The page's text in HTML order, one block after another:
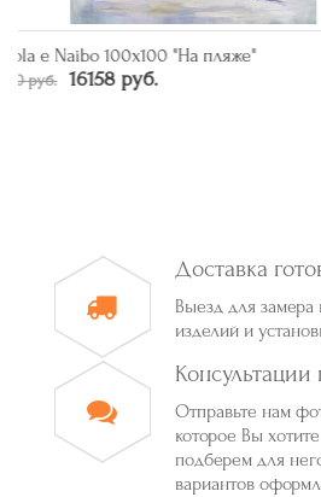
Зеркало прямоугольное в
От 50790 руб.
Доставка
Выезд для замера
изделий и
Отправьте нам
которое Вы
подберем для
вариантов